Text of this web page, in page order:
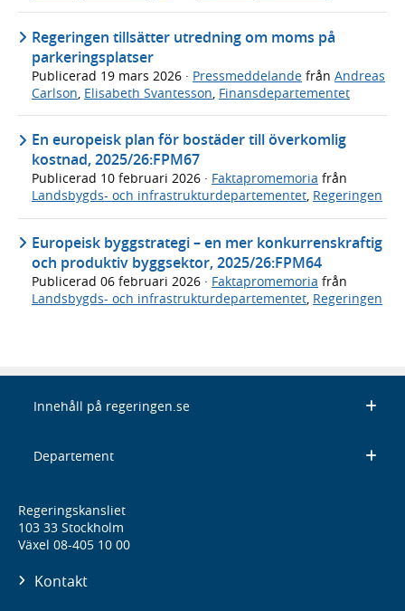
Regeringen tillsätter utredning om moms på
parkeringsplatser
Publicerad 19 mars 2026 · Pressmeddelande från Andreas
Carlson Elisabeth Svantesson Finansdepartementet
En europeisk plan för bostäder till överkomlig
kostnad, 2025/26:FPM67
Publicerad 10 februari 2026 · Faktapromemoria från
Landsbygds- och infrastrukturdepartementet, Regeringen
Europeisk byggstrategi – en mer konkurrenskraftig
och produktiv byggsektor, 2025/26:FPM64
Publicerad 06 februari 2026 · Faktapromemoria från
Landsbygds- och infrastrukturdepartementet, Regeringen
Innehåll på regeringen.se
Departement
Regeringskansliet
103 33 Stockholm
Växel 08-405 10 00
Kontakt